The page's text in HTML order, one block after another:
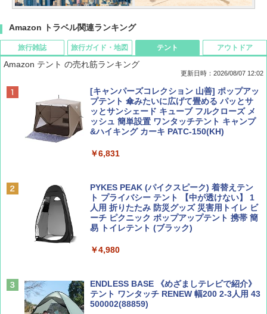
Amazon トラベル関連ランキング
旅行雑誌
ディズニーファン ２０２６年 ９月号 [雑
誌] (ＤＩＳＮＥＹ ＦＡＮ)
￥713
￥1,500
旅行ガイド・地図
D40 地球の歩き方 チェンマイ タイ北部の魅
力的な町 2026～2027 地球の歩き方D アジア
￥2,079
￥2,479
テント
Amazon テント の売れ筋ランキング
更新日時：2026/08/07 12:02
[キャンパーズコレクション 山善] ポップアッ
プテント 傘みたいに広げて畳める パッとサ
ッとサンシェード キューブ フルクローズ メ
ッシュ 簡単設置 ワンタッチテント キャンプ
&ハイキング カーキ PATC-150(KH)
￥6,831
PYKES PEAK (パイクスピーク) 着替えテン
ト プライバシー テント 【中が透けない】 1
人用 折りたたみ 防災グッズ 災害用トイレ ビ
ーチ ピクニック ポップアップテント 携帯 簡
易 トイレテント (ブラック)
￥4,980
ENDLESS BASE 《めざましテレビで紹介》
テント ワンタッチ RENEW 幅200 2-3人用 43
500002(88859)
アウトドア